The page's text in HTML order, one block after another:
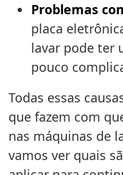
Problemas
placa
lavar pode ter
pouco
Todas essas
que fazem com
nas máquinas de
vamos ver quais